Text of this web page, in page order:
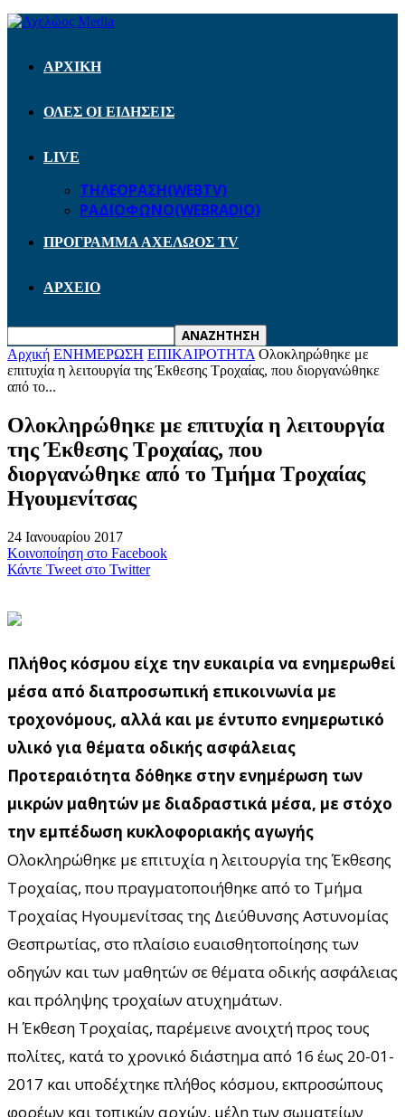
ΑΡΧΙΚΗ
ΟΛΕΣ ΟΙ ΕΙΔΗΣΕΙΣ
LIVE
ΤΗΛΕΟΡΑΣΗ(WEBTV)
ΡΑΔΙΟΦΩΝΟ(WEBRADIO)
ΠΡΟΓΡΑΜΜΑ ΑΧΕΛΩΟΣ TV
ΑΡΧΕΙΟ
Αρχική ΕΝΗΜΕΡΩΣΗ ΕΠΙΚΑΙΡΟΤΗΤΑ Ολοκληρώθηκε με
επιτυχία η λειτουργία της Έκθεσης Τροχαίας, που διοργανώθηκε
από το...
Ολοκληρώθηκε με επιτυχία η λειτουργία
της Έκθεσης Τροχαίας, που
διοργανώθηκε από το Τμήμα Τροχαίας
Ηγουμενίτσας
24 Ιανουαρίου 2017
Κοινοποίηση στο Facebook
Κάντε Tweet στο Twitter
Πλήθος κόσμου είχε την ευκαιρία να ενημερωθεί
μέσα από διαπροσωπική επικοινωνία με
τροχονόμους, αλλά και με έντυπο ενημερωτικό
υλικό για θέματα οδικής ασφάλειας
Προτεραιότητα δόθηκε στην ενημέρωση των
μικρών μαθητών με διαδραστικά μέσα, με στόχο
την εμπέδωση κυκλοφοριακής αγωγής
Ολοκληρώθηκε με επιτυχία η λειτουργία της Έκθεσης
Τροχαίας, που πραγματοποιήθηκε από το Τμήμα
Τροχαίας Ηγουμενίτσας της Διεύθυνσης Αστυνομίας
Θεσπρωτίας, στο πλαίσιο ευαισθητοποίησης των
οδηγών και των μαθητών σε θέματα οδικής ασφάλειας
και πρόληψης τροχαίων ατυχημάτων.
Η Έκθεση Τροχαίας, παρέμεινε ανοιχτή προς τους
πολίτες, κατά το χρονικό διάστημα από 16 έως 20-01-
2017 και υποδέχτηκε πλήθος κόσμου, εκπροσώπους
φορέων και τοπικών αρχών, μέλη των σωματείων